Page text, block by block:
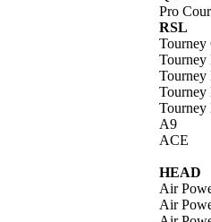
Pro
RSL
Tourney
Tourney
Tourney
Tourney
Tourney
A9
ACE
HEAD
Air
Air